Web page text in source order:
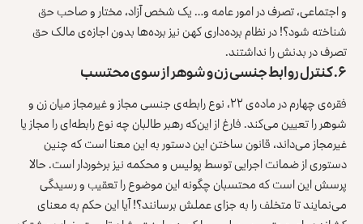
و اجتماعی، تصرف در امور عامه و… یک شخص آزاد، مختار و صاحب حق
شناخته شود؟! در نظام برده‌داری کهن نیز برده‌ها بدون اجازه‌ی مالک حق
تصرف در بدنش را نداشتند.
۶. کنترل روابط جنسی زن و شوهر از سوی محتسب
فقره‌ی چهارم در ماده‌ی ۲۲، نوع رابطه‌ی جنسی مجاز و غیرمجاز میان زن و
شوهر را تعیین می‌کند. فارغ از این‌که رهبر طالبان چه نوع رابطه‌ای را مجاز یا
غیرمجاز می‌داند، قانون ساختن این دستور به این معنا است که چنین
دستوری از ضمانت اجرایی توسط پولیس و محکمه نیز برخوردار است. حالا
پرسش این است که محتسبان چگونه این موضوع را تعقیب و رسیدگی
می‌نمایند تا متخلف را به جزای عملش برسانند؟! آیا این حکم به معنای